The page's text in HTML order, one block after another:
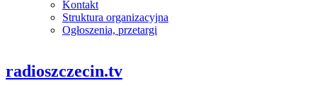
Kontakt
Struktura organizacyjna
Ogłoszenia, przetargi
radioszczecin.tv